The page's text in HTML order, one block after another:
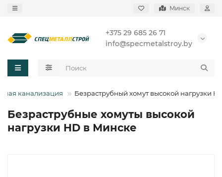
Минск
+375 29 685 26 71
info@specmetalstroy.by
канализация Безраструбный хомут высокой нагрузки
Безраструбные хомуты высокой
нагрузки HD в Минске